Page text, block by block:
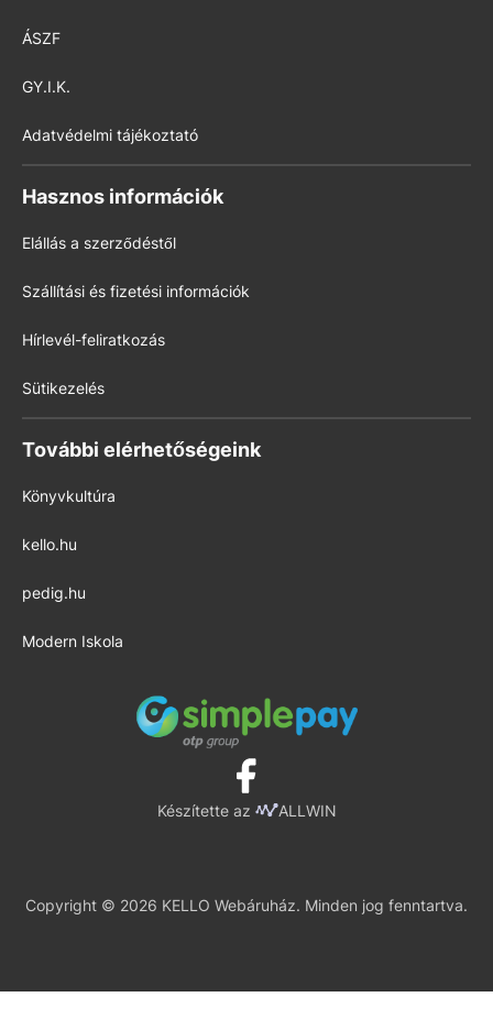
ÁSZF
GY.I.K.
Adatvédelmi tájékoztató
Hasznos információk
Elállás a szerződéstől
Szállítási és fizetési információk
Hírlevél-feliratkozás
Sütikezelés
További elérhetőségeink
Könyvkultúra
kello.hu
pedig.hu
Modern Iskola
Készítette az ALLWIN
Copyright © 2026 KELLO Webáruház. Minden jog fenntartva.